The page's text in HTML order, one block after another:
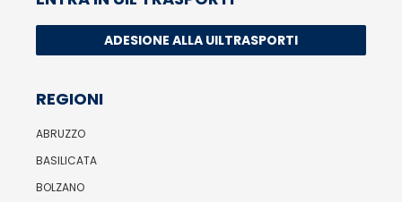
ADESIONE ALLA UILTRASPORTI
REGIONI
ABRUZZO
BASILICATA
BOLZANO